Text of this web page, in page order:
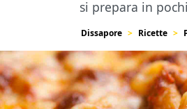
si prepara in
Dissapore Ricette